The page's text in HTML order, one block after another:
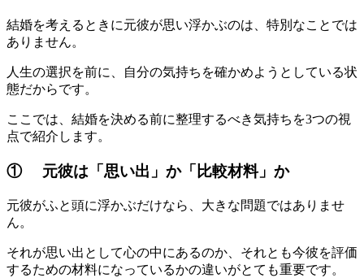
結婚を考えるときに元彼が思い浮かぶのは、特別なことでは
ありません。
人生の選択を前に、自分の気持ちを確かめようとしている状
態だからです。
ここでは、結婚を決める前に整理するべき気持ちを3つの視
点で紹介します。
① 元彼は「思い出」か「比較材料」か
元彼がふと頭に浮かぶだけなら、大きな問題ではありませ
ん。
それが思い出として心の中にあるのか、それとも今彼を評価
するための材料になっているかの違いがとても重要です。